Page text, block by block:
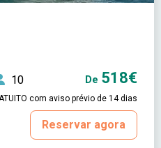
10 De 518€
com aviso prévio de 14 dias
Reservar agora